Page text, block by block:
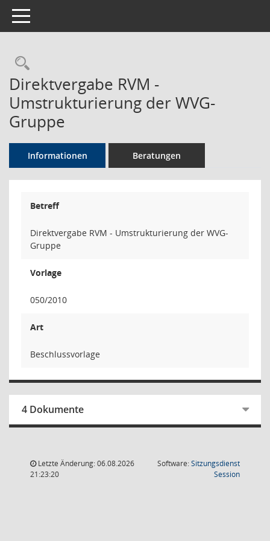
Toggle navigation
Rechercheauswahl
Direktvergabe RVM -
Umstrukturierung der WVG-
Gruppe
Informationen Beratungen
Betreff
Direktvergabe RVM - Umstrukturierung der WVG-
Gruppe
Vorlage
050/2010
Art
Beschlussvorlage
4 Dokumente
Letzte Änderung: 06.08.2026
21:23:20
Software:Sitzungsdienst
Session(Wird in